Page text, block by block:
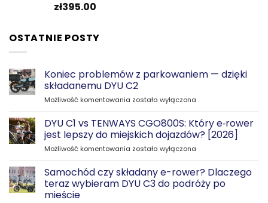
zł395.00
OSTATNIE POSTY
Koniec problemów z parkowaniem — dzięki
składanemu DYU C2
Możliwość komentowania Koniec
z
parkowaniem
—
dzięki
DYU
C2
została wyłączona
DYU C1 vs TENWAYS CGO800S: Który e‑rower
jest lepszy do miejskich dojazdów? [2026]
Możliwość komentowania DYU
vs
TENWAYS
CGO800S:
została wyłączona
Samochód czy składany e-rower? Dlaczego
teraz wybieram DYU C3 do podróży po
mieście